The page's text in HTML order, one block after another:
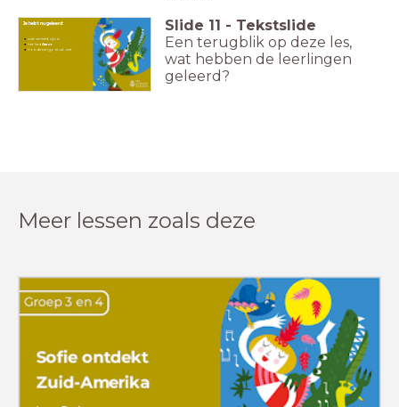
Je hebt nu geleerd:
wat verliefd zijn is
het liedAmor
hoe de tango eruit ziet
Slide 11 - Tekstslide
Een terugblik op deze les,
wat hebben de leerlingen
geleerd?
Meer lessen zoals deze